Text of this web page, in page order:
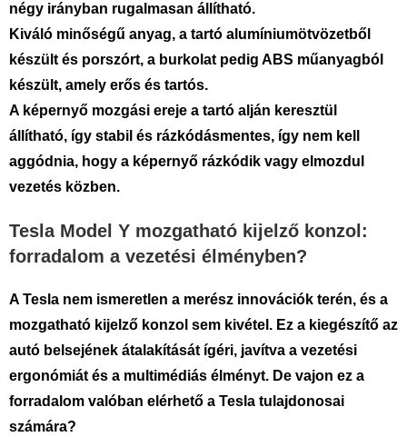
négy irányban rugalmasan állítható.
Kiváló minőségű anyag, a tartó alumíniumötvözetből
készült és porszórt, a burkolat pedig ABS műanyagból
készült, amely erős és tartós.
A képernyő mozgási ereje a tartó alján keresztül
állítható, így stabil és rázkódásmentes, így nem kell
aggódnia, hogy a képernyő rázkódik vagy elmozdul
vezetés közben.
Tesla Model Y mozgatható kijelző konzol:
forradalom a vezetési élményben?
A Tesla nem ismeretlen a merész innovációk terén, és a
mozgatható kijelző konzol sem kivétel. Ez a kiegészítő az
autó belsejének átalakítását ígéri, javítva a vezetési
ergonómiát és a multimédiás élményt. De vajon ez a
forradalom valóban elérhető a Tesla tulajdonosai
számára?